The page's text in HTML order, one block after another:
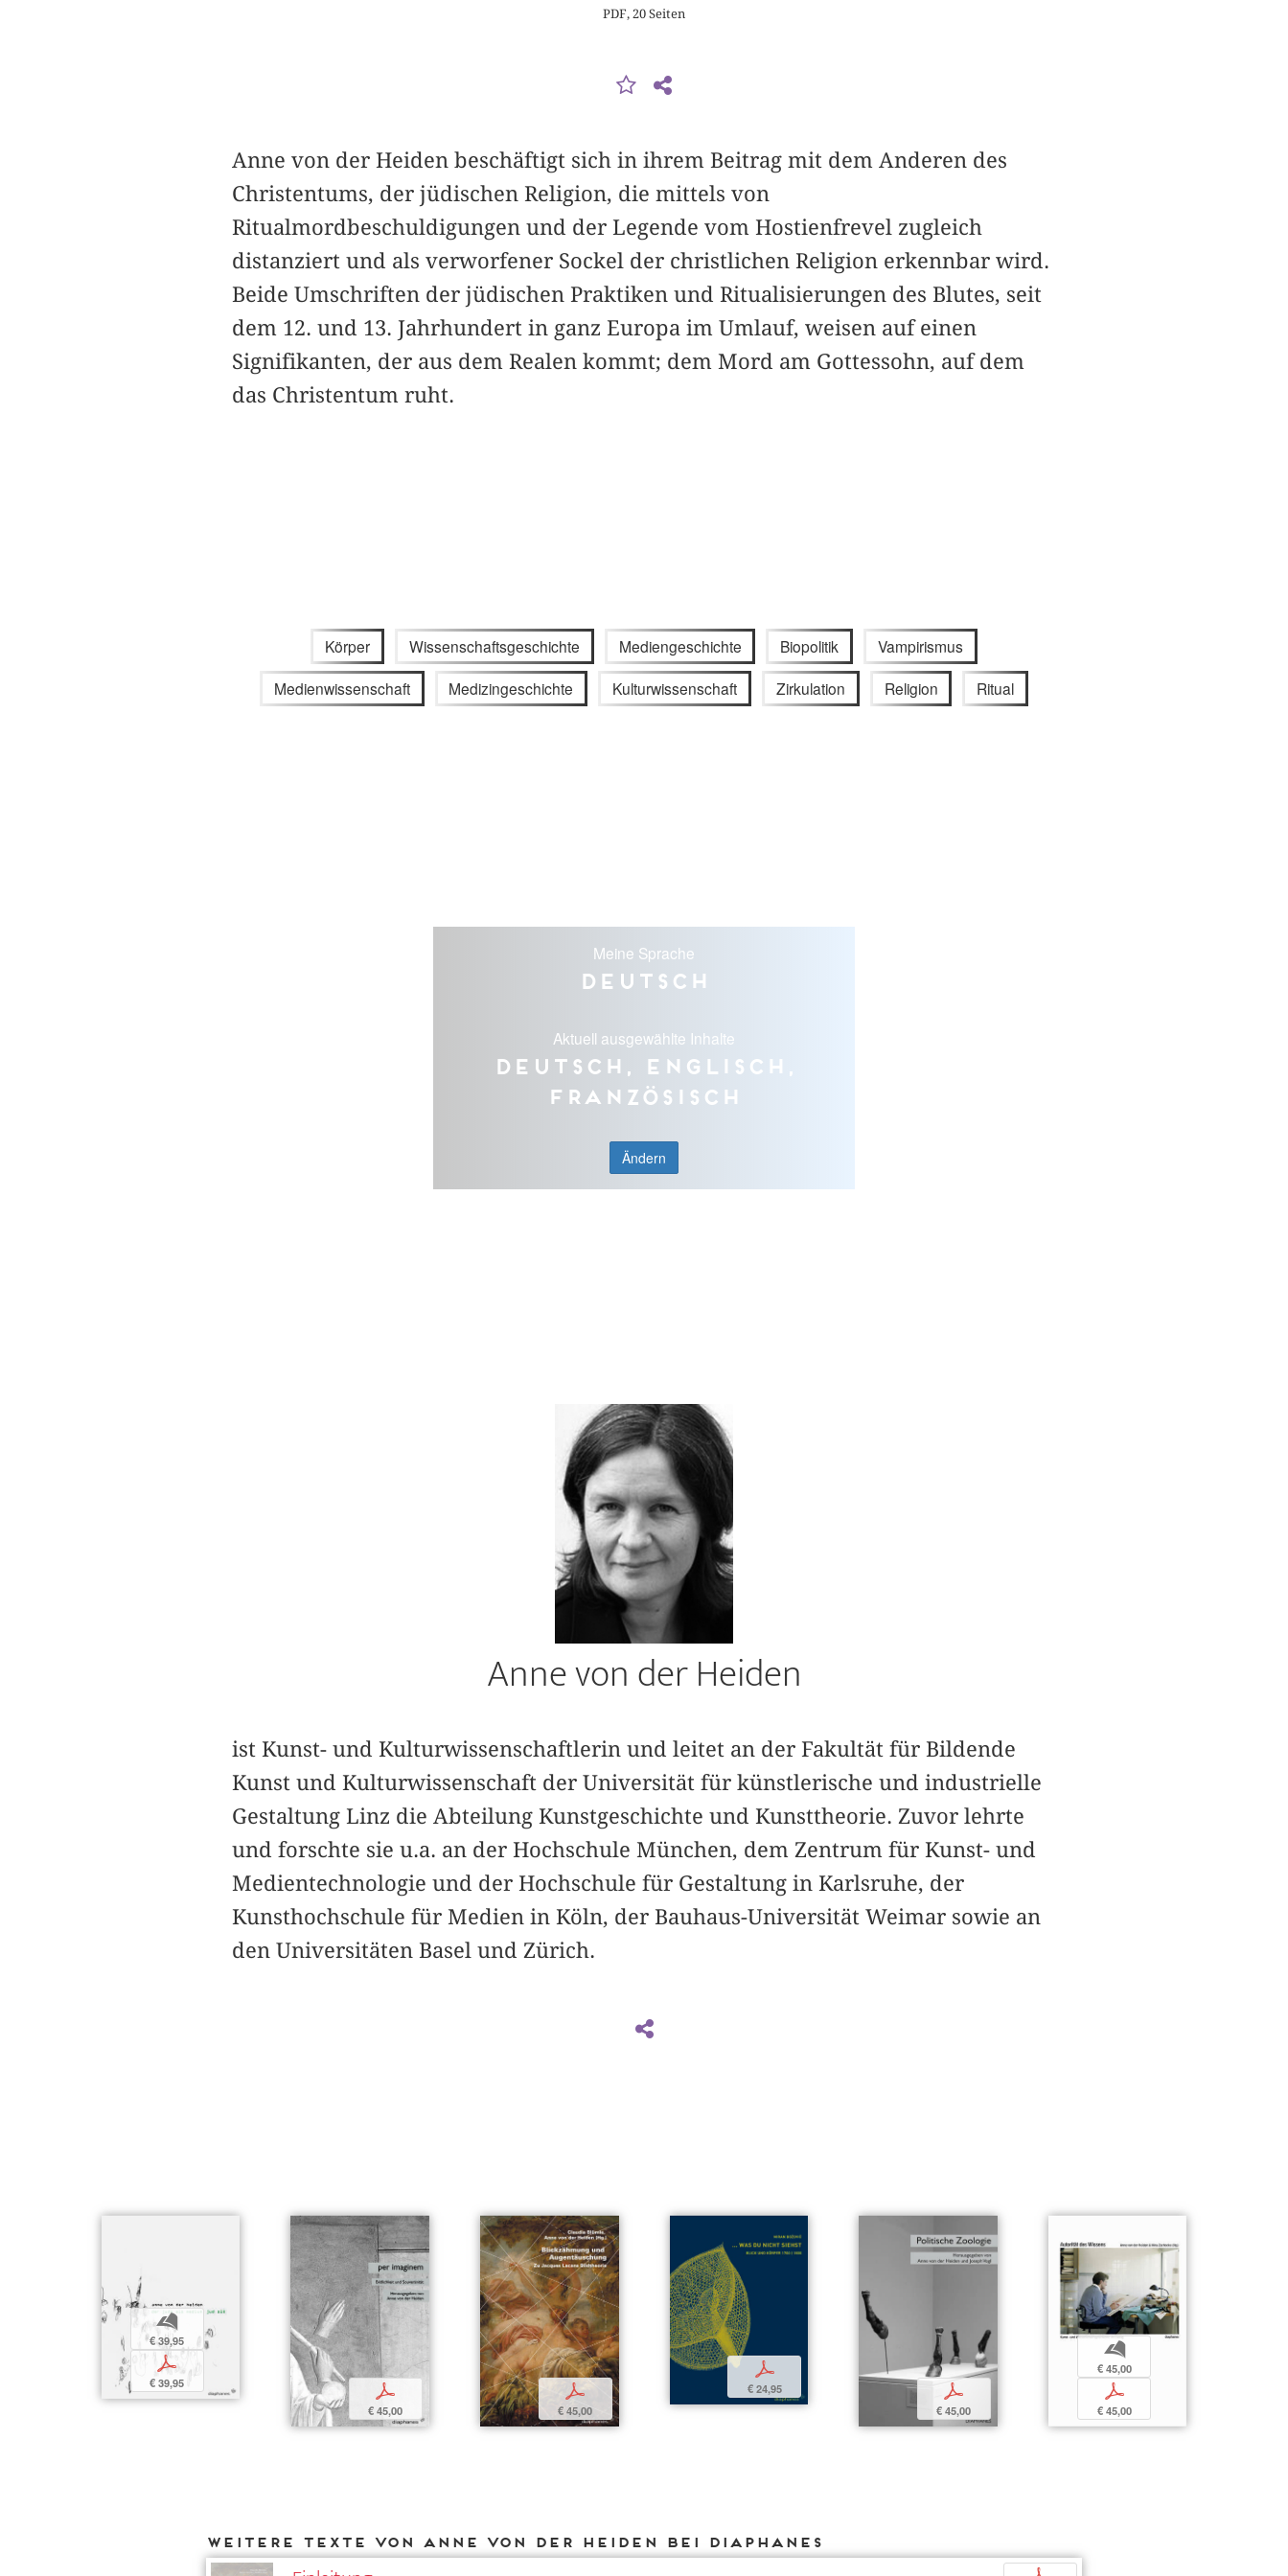
PDF, 20 Seiten
Anne von der Heiden beschäftigt sich in ihrem Beitrag mit dem Anderen des
Christentums, der jüdischen Religion, die mittels von
Ritualmordbeschuldigungen und der Legende vom Hostienfrevel zugleich
distanziert und als verworfener Sockel der christlichen Religion erkennbar wird.
Beide Umschriften der jüdischen Praktiken und Ritualisierungen des Blutes, seit
dem 12. und 13. Jahrhundert in ganz Europa im Umlauf, weisen auf einen
Signifikanten, der aus dem Realen kommt; dem Mord am Gottessohn, auf dem
das Christentum ruht.
Körper Wissenschaftsgeschichte Mediengeschichte Biopolitik Vampirismus
Medienwissenschaft Medizingeschichte Kulturwissenschaft Zirkulation Religion Ritual
Meine Sprache
Deutsch
Aktuell ausgewählte Inhalte
Deutsch, Englisch,
Französisch
Ändern
Anne von der Heiden
ist Kunst- und Kulturwissenschaftlerin und leitet an der Fakultät für Bildende
Kunst und Kulturwissenschaft der Universität für künstlerische und industrielle
Gestaltung Linz die Abteilung Kunstgeschichte und Kunsttheorie. Zuvor lehrte
und forschte sie u.a. an der Hochschule München, dem Zentrum für Kunst- und
Medientechnologie und der Hochschule für Gestaltung in Karlsruhe, der
Kunsthochschule für Medien in Köln, der Bauhaus-Universität Weimar sowie an
den Universitäten Basel und Zürich.
b
€ 39,95
p
€ 39,95 p
€ 45,00
p
€ 45,00
p
€ 24,95 p
€ 45,00
b
€ 45,00
p
€ 45,00
Weitere Texte von Anne von der Heiden bei DIAPHANES